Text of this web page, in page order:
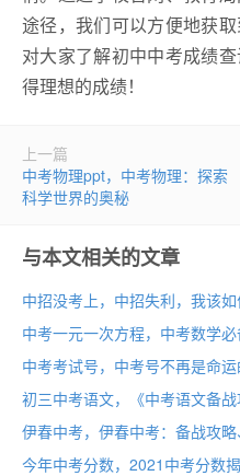
途径，我们可以方便地获
对大家了解初中中考成绩
得理想的成绩！
上一篇
中考物理ppt，中考物理：探索
科学世界的奥秘
与本文相关的文章
中招没考上，中招失利，我该如
初三中考语文，《中考语文备战
今年中考分数，2021中考分数